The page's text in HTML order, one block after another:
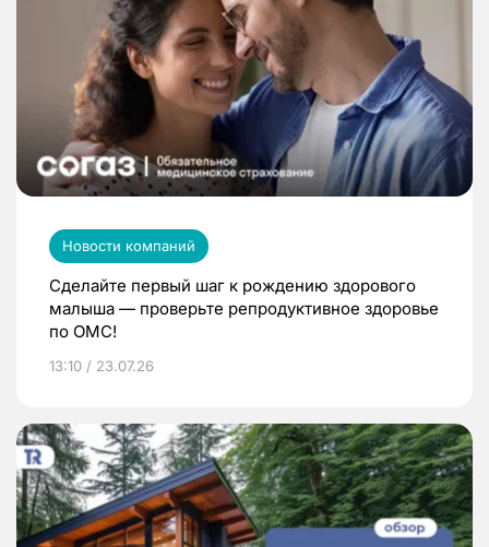
Новости компаний
Сделайте первый шаг к рождению здорового
малыша — проверьте репродуктивное здоровье
по ОМС!
13:10 / 23.07.26